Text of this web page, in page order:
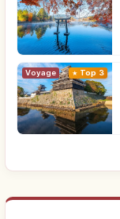
Voyage Top 3